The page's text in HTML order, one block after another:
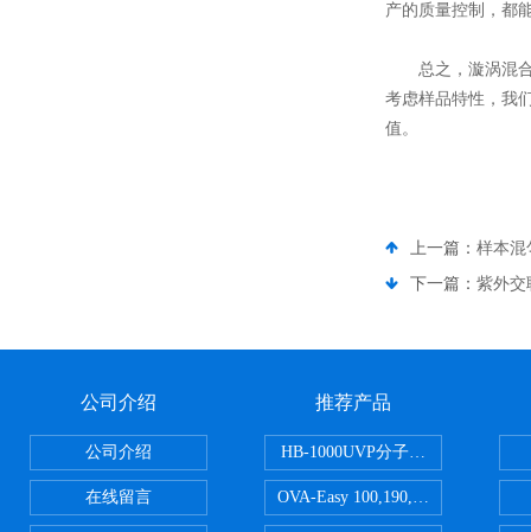
产的质量控制，都
总之，漩涡混合
考虑样品特性，我
值。
上一篇： 样本混
下一篇： 紫外交
公司介绍
公司介绍
在线留言
推荐产品
HB-1000UVP分子杂交箱
OVA-Easy 100,190,380,580英国